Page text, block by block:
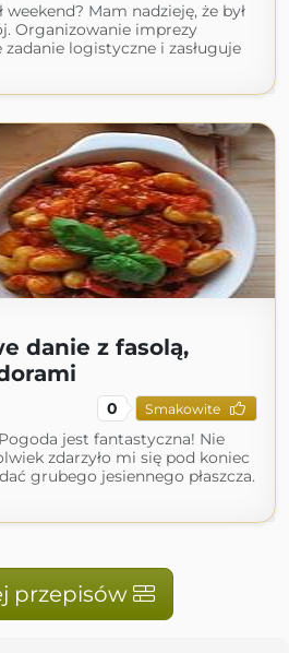
weekend? Mam nadzieję, że był
Organizowanie imprezy
logistyczne i zasługuje
danie z fasolą,
0 Smakowite
jest fantastyczna! Nie
zdarzyło mi się pod koniec
grubego jesiennego płaszcza.
przepisów